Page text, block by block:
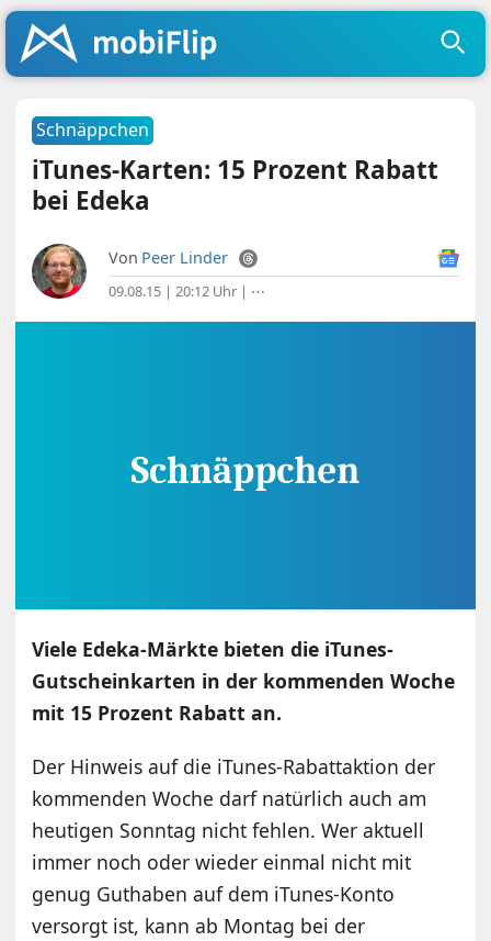
Schnäppchen
iTunes-Karten: 15 Prozent Rabatt
bei Edeka
Von Peer Linder
09.08.15 | 20:12 Uhr | ⋯
Viele Edeka-Märkte bieten die iTunes-
Gutscheinkarten in der kommenden Woche
mit 15 Prozent Rabatt an.
Der Hinweis auf die iTunes-Rabattaktion der
kommenden Woche darf natürlich auch am
heutigen Sonntag nicht fehlen. Wer aktuell
immer noch oder wieder einmal nicht mit
genug Guthaben auf dem iTunes-Konto
versorgt ist, kann ab Montag bei der